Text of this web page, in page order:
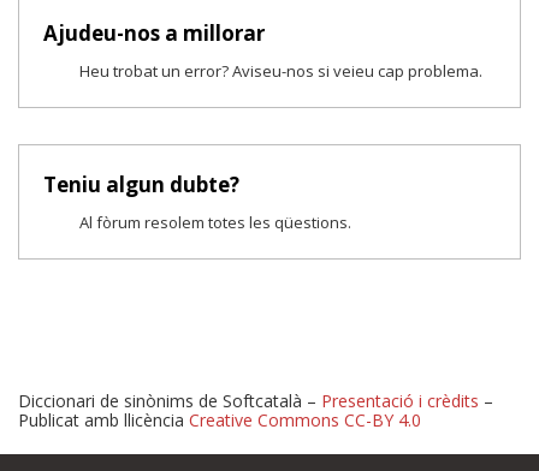
Ajudeu-nos a millorar
Heu trobat un error? Aviseu-nos si veieu cap problema.
Teniu algun dubte?
Al fòrum resolem totes les qüestions.
Diccionari de sinònims de Softcatalà – Presentació i crèdits –
Publicat amb llicència Creative Commons CC-BY 4.0